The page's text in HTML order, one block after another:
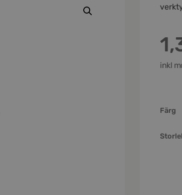
inkl
Färg